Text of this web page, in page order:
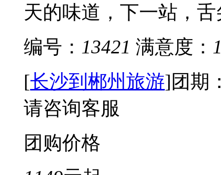
天的味道，下一站，
编号： 13421 满意度：
[长沙到郴州旅游]团期
请咨询客服
团购价格